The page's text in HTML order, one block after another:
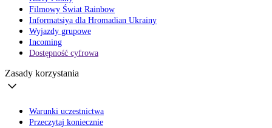
Filmowy Świat Rainbow
Informatsiya dla Hromadian Ukrainy
Wyjazdy grupowe
Incoming
Dostępność cyfrowa
Zasady korzystania
Warunki uczestnictwa
Przeczytaj koniecznie